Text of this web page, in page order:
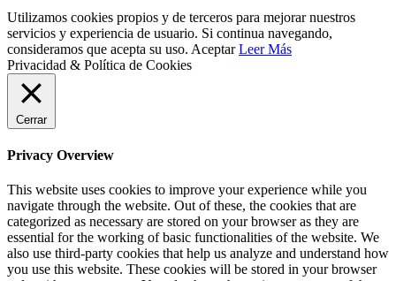
Utilizamos cookies propios y de terceros para mejorar nuestros
servicios y experiencia de usuario. Si continua navegando,
consideramos que acepta su uso. Aceptar Leer Más
Privacidad & Política de Cookies
Cerrar
Privacy Overview
This website uses cookies to improve your experience while you
navigate through the website. Out of these, the cookies that are
categorized as necessary are stored on your browser as they are
essential for the working of basic functionalities of the website. We
also use third-party cookies that help us analyze and understand how
you use this website. These cookies will be stored in your browser